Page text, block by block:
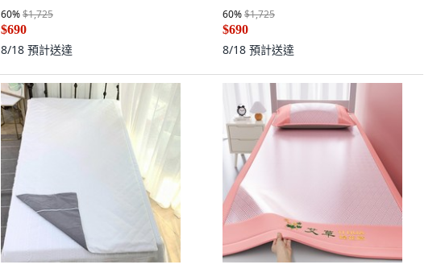
60%$1,725
$690
8/18 預計送達
60%$1,725
$690
8/18 預計送達